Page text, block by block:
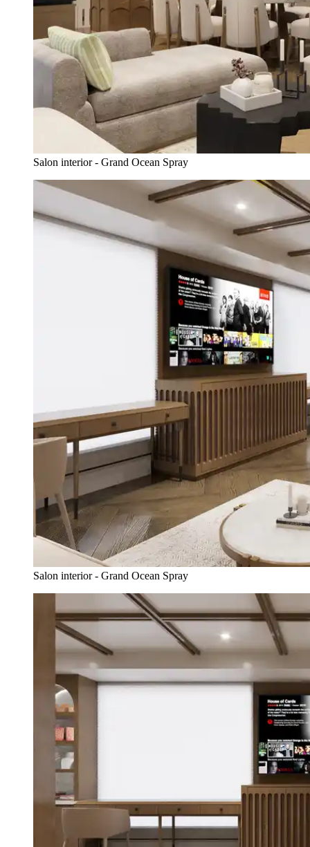
Salon interior - Grand Ocean Spray
Salon interior - Grand Ocean Spray